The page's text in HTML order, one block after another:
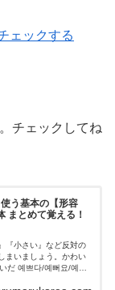
ェックする
チェックしてね
う基本の【形容
まとめて覚える！
『小さい』など反対の
まいましょう。かわい
だ 예쁘다/예뻐요/예쁜